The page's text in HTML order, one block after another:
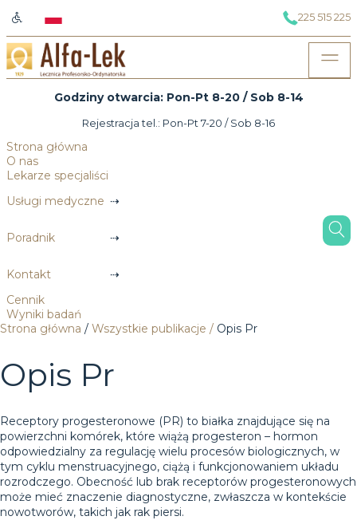
225 515 225
Godziny otwarcia: Pon-Pt 8-20 / Sob 8-14
Rejestracja tel.: Pon-Pt 7-20 / Sob 8-16
Strona główna
O nas
Lekarze specjaliści
Usługi medyczne
Poradnik
Kontakt
Cennik
Wyniki badań
Strona główna / Wszystkie publikacje / Opis Pr
Opis Pr
Receptory progesteronowe (PR) to białka znajdujące się na
powierzchni komórek, które wiążą progesteron – hormon
odpowiedzialny za regulację wielu procesów biologicznych, w
tym cyklu menstruacyjnego, ciążą i funkcjonowaniem układu
rozrodczego. Obecność lub brak receptorów progesteronowych
może mieć znaczenie diagnostyczne, zwłaszcza w kontekście
nowotworów, takich jak rak piersi.